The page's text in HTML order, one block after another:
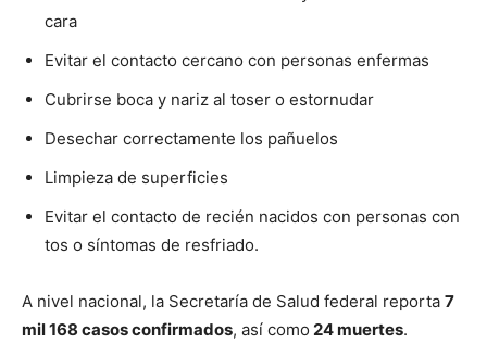
cara
Evitar el contacto cercano con personas enfermas
Cubrirse boca y nariz al toser o estornudar
Desechar correctamente los pañuelos
Limpieza de superficies
Evitar el contacto de recién nacidos con personas con
tos o síntomas de resfriado.
A nivel nacional, la Secretaría de Salud federal reporta 7
mil 168 casos confirmados, así como 24 muertes.